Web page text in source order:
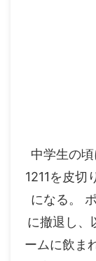
中学生の
1211を皮切
になる。
に撤退し、
ームに飲ま